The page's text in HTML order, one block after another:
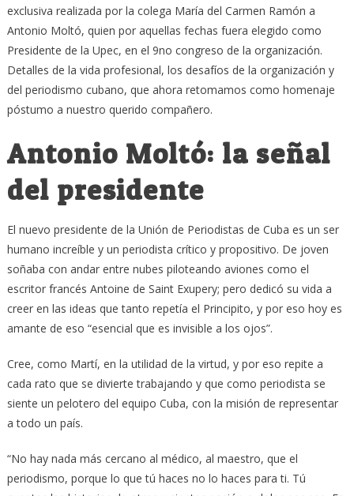
exclusiva realizada por la colega María del Carmen Ramón a
Antonio Moltó, quien por aquellas fechas fuera elegido como
Presidente de la Upec, en el 9no congreso de la organización.
Detalles de la vida profesional, los desafíos de la organización y
del periodismo cubano, que ahora retomamos como homenaje
póstumo a nuestro querido compañero.
Antonio Moltó: la señal
del presidente
El nuevo presidente de la Unión de Periodistas de Cuba es un ser
humano increíble y un periodista crítico y propositivo. De joven
soñaba con andar entre nubes piloteando aviones como el
escritor francés Antoine de Saint Exupery; pero dedicó su vida a
creer en las ideas que tanto repetía el Principito, y por eso hoy es
amante de eso “esencial que es invisible a los ojos”.
Cree, como Martí, en la utilidad de la virtud, y por eso repite a
cada rato que se divierte trabajando y que como periodista se
siente un pelotero del equipo Cuba, con la misión de representar
a todo un país.
“No hay nada más cercano al médico, al maestro, que el
periodismo, porque lo que tú haces no lo haces para ti. Tú